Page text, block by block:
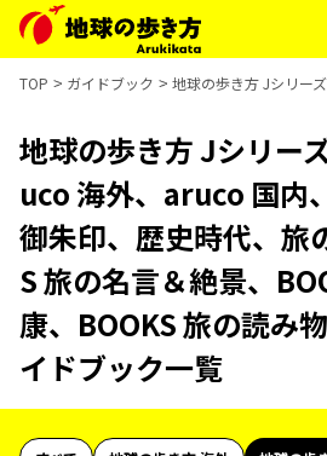
TOP ガイドブック 地球の歩き方 Jシリー
地球の歩き方 Jシリー
uco 海外、aruco 国内
御朱印、歴史時代、旅
S 旅の名言＆絶景、
康、BOOKS 旅の読み
イドブック一覧